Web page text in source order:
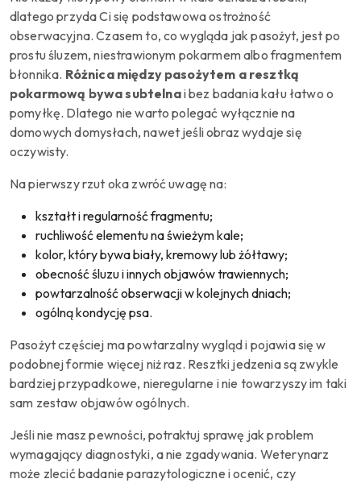
dlatego przyda Ci się podstawowa ostrożność
obserwacyjna. Czasem to, co wygląda jak pasożyt, jest po
prostu śluzem, niestrawionym pokarmem albo fragmentem
błonnika. Różnica między pasożytem a resztką
pokarmową bywa subtelnai bez badania kału łatwo o
pomyłkę. Dlatego nie warto polegać wyłącznie na
domowych domysłach, nawet jeśli obraz wydaje się
oczywisty.
Na pierwszy rzut oka zwróć uwagę na:
kształt i regularność fragmentu;
ruchliwość elementu na świeżym kale;
kolor, który bywa biały, kremowy lub żółtawy;
obecność śluzu i innych objawów trawiennych;
powtarzalność obserwacji w kolejnych dniach;
ogólną kondycję psa.
Pasożyt częściej ma powtarzalny wygląd i pojawia się w
podobnej formie więcej niż raz. Resztki jedzenia są zwykle
bardziej przypadkowe, nieregularne i nie towarzyszy im taki
sam zestaw objawów ogólnych.
Jeśli nie masz pewności, potraktuj sprawę jak problem
wymagający diagnostyki, a nie zgadywania. Weterynarz
może zlecić badanie parazytologiczne i ocenić, czy